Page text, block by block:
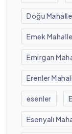
Doğu
Emek
Emirgan
Erenler
esenler
Esenyalı